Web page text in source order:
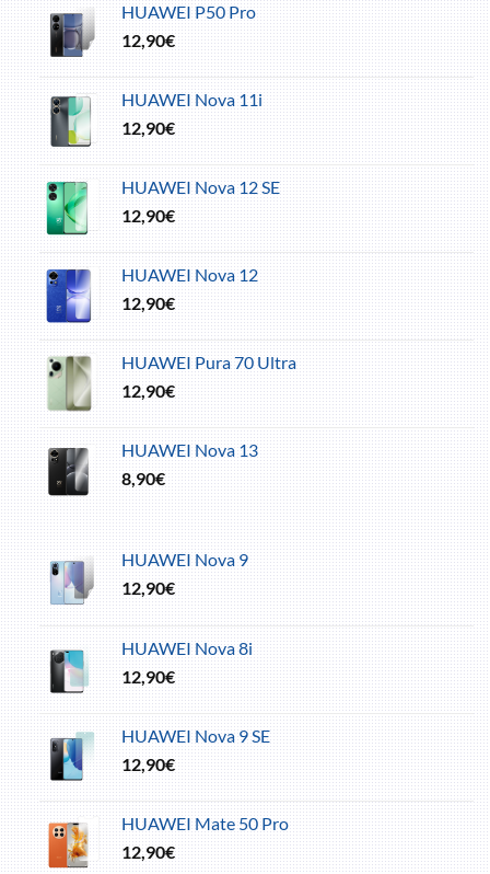
HUAWEI P50 Pro
12,90€
HUAWEI Nova 11i
12,90€
HUAWEI Nova 12 SE
12,90€
HUAWEI Nova 12
12,90€
HUAWEI Pura 70 Ultra
12,90€
HUAWEI Nova 13
8,90€
HUAWEI Nova 9
12,90€
HUAWEI Nova 8i
12,90€
HUAWEI Nova 9 SE
12,90€
HUAWEI Mate 50 Pro
12,90€